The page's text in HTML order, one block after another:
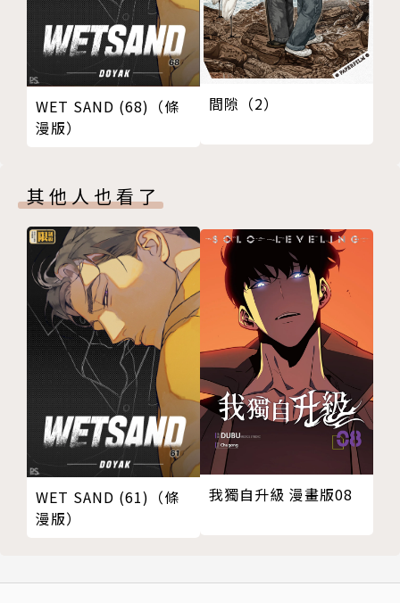
WET SAND (68)（條
漫版）
間隙（2）
其他人也看了
WET SAND (61)（條
漫版）
我獨自升級 漫畫版08